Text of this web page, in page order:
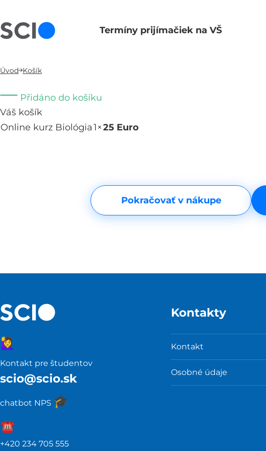
Termíny prijímačiek na VŠ
Úvod Košík
Přidáno do košíku
Váš košík
Online kurz Biológia1×25 Euro
Pokračovať v nákupe
Kontakt pre študentov
scio@scio.sk
chatbot NPS 🎓️
🙋‍♀️
☎️️
+420 234 705 555
Kontakty
Kontakt
Osobné údaje